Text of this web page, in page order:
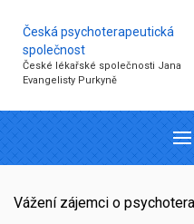
Česká psychoterapeutická
společnost
České lékařské společnosti Jana
Evangelisty Purkyně
Vážení zájemci o